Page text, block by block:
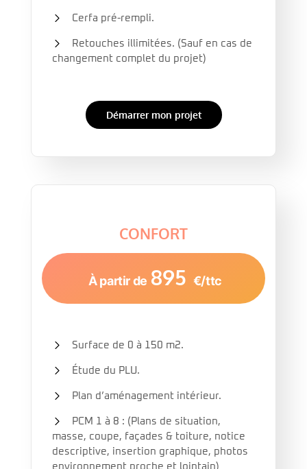
Cerfa pré-rempli.
Retouches illimitées. (Sauf en cas de
changement complet du projet)
Démarrer mon projet
CONFORT
À partir de 895 €/ttc
Surface de 0 à 150 m2.
Étude du PLU.
Plan d’aménagement intérieur.
PCM 1 à 8 : (Plans de situation,
masse, coupe, façades & toiture, notice
descriptive, insertion graphique, photos
environnement proche et lointain)